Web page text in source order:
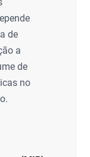
de
a
de
no